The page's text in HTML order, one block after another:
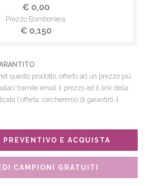
€ 0,00
Prezzo Bomboniera:
€ 0,150
questo prodotto, offerto ad un prezzo più
tramite email il prezzo ed il link della
l'offerta: cercheremo di garantirti il
PREVENTIVO E ACQUISTA
CAMPIONI GRATUITI